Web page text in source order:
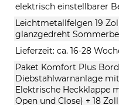
elektrisch einstellbarer
Leichtmetallfelgen 19
glanzgedreht
Lieferzeit: ca. 16-28
Paket Komfort Plus
Diebstahlwarnanlage
Elektrische Heckklappe
Open und Close) + 18